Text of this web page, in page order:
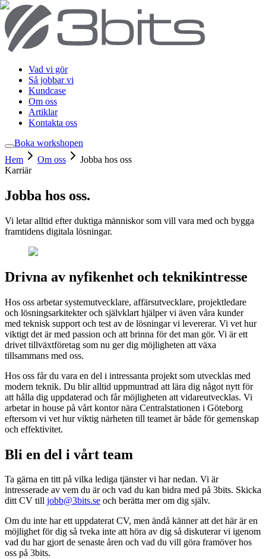
Vad vi gör
Så jobbar vi
Kundcase
Om oss
Artiklar
Kontakta oss
Boka workshopen
Hem
Om oss
Jobba hos oss
Karriär
Jobba hos oss.
Vi letar alltid efter duktiga människor som vill vara med och bygga
framtidens digitala lösningar.
Drivna av nyfikenhet och teknikintresse
Hos oss arbetar systemutvecklare, affärsutvecklare, projektledare
och lösningsarkitekter och självklart hjälper vi även våra kunder
med teknisk support och test av de lösningar vi levererar. Vi vet hur
viktigt det är med passion och att brinna för det man gör. Vi är ett
drivet tillväxtföretag som nu ger dig möjligheten att växa
tillsammans med oss.
Hos oss får du vara en del i intressanta projekt som utvecklas med
modern teknik. Du blir alltid uppmuntrad att lära dig något nytt för
att hålla dig uppdaterad och får möjligheten att vidareutvecklas. Vi
arbetar in house på vårt kontor nära Centralstationen i Göteborg
eftersom vi vet hur viktig närheten till teamet är både för gemenskap
och effektivitet.
Bli en del i vårt team
Ta gärna en titt på vilka lediga tjänster vi har nedan. Vi är
intresserade av vem du är och vad du kan bidra med på 3bits. Skicka
ditt CV till jobb@3bits.se och berätta mer om dig själv.
Om du inte har ett uppdaterat CV, men ändå känner att det här är en
möjlighet för dig så tveka inte att höra av dig så diskuterar vi igenom
vad du har gjort de senaste åren och vad du vill göra framöver hos
oss på 3bits.